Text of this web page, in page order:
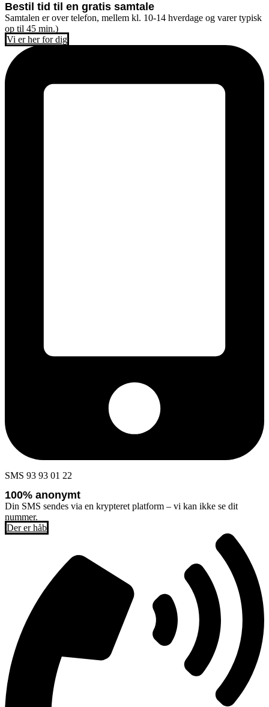
Bestil tid til en gratis samtale
Samtalen er over telefon, mellem kl. 10-14 hverdage og varer typisk
op til 45 min.)
Vi er her for dig
SMS 93 93 01 22
100% anonymt
Din SMS sendes via en krypteret platform – vi kan ikke se dit
nummer.
Der er håb